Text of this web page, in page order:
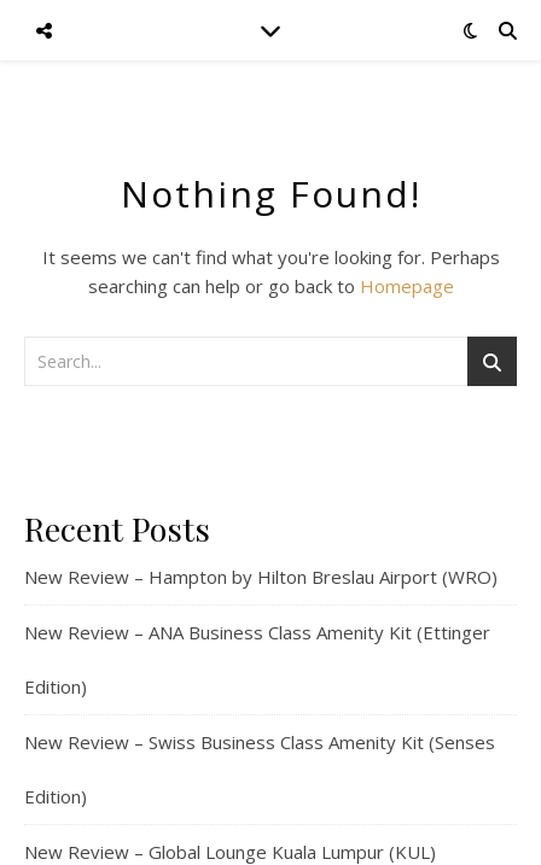
Nothing Found!
It seems we can't find what you're looking for. Perhaps
searching can help or go back to Homepage
Recent Posts
New Review – Hampton by Hilton Breslau Airport (WRO)
New Review – ANA Business Class Amenity Kit (Ettinger
Edition)
New Review – Swiss Business Class Amenity Kit (Senses
Edition)
New Review – Global Lounge Kuala Lumpur (KUL)